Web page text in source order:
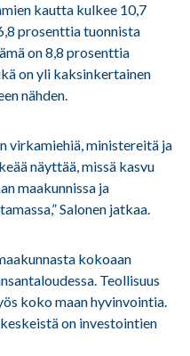
kautta kulkee 10,7
prosenttia tuonnista
on 8,8 prosenttia
on yli kaksinkertainen
nähden.
virkamiehiä, ministereitä ja
näyttää, missä kasvu
maakunnissa ja
Salonen jatkaa.
kokoaan
Teollisuus
koko maan hyvinvointia.
on investointien